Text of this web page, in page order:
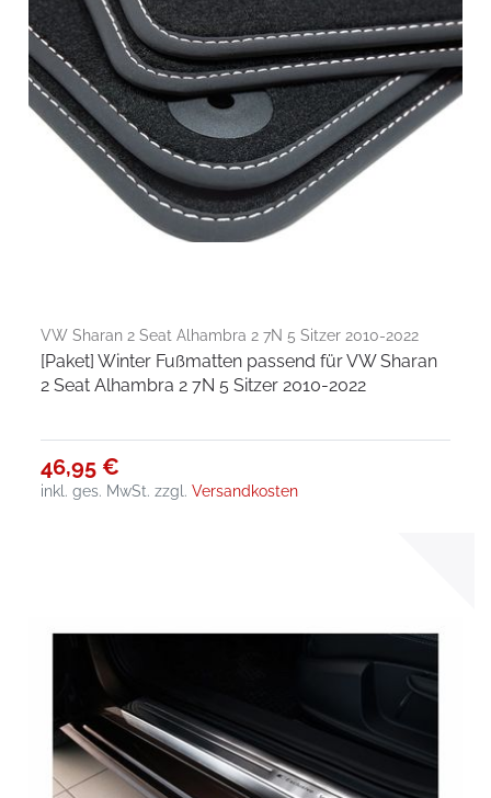
VW Sharan 2 Seat Alhambra 2 7N 5 Sitzer 2010-2022
[Paket] Winter Fußmatten passend für VW Sharan
2 Seat Alhambra 2 7N 5 Sitzer 2010-2022
46,95 €
inkl. ges. MwSt. zzgl.Versandkosten